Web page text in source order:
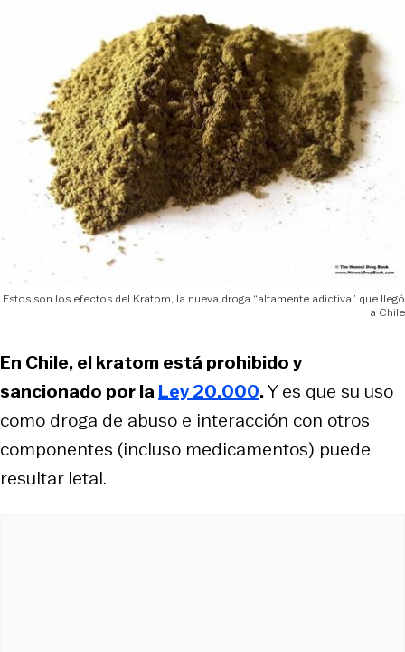
Estos son los efectos del Kratom, la nueva droga “altamente adictiva” que llegó
a Chile
En Chile, el kratom está prohibido y
sancionado por laLey 20.000.Y es que su uso
como droga de abuso e interacción con otros
componentes (incluso medicamentos) puede
resultar letal.